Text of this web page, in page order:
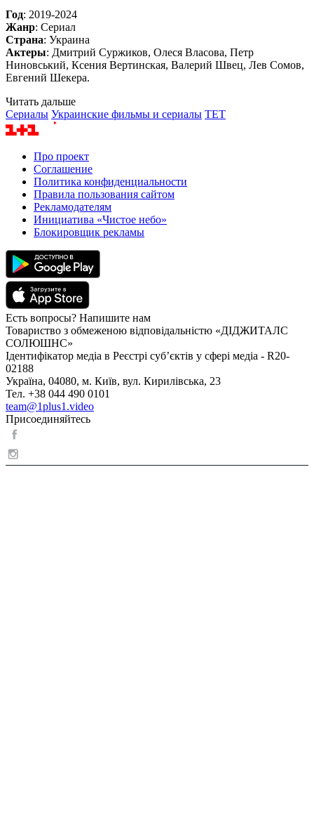
Год: 2019-2024
Жанр: Сериал
Страна: Украина
Актеры: Дмитрий Суржиков, Олеся Власова, Петр
Ниновський, Ксения Вертинская, Валерий Швец, Лев Сомов,
Евгений Шекера.
Читать дальше
Сериалы Украинские фильмы и сериалы TET
Про проект
Соглашение
Политика конфиденциальности
Правила пользования сайтом
Рекламодателям
Инициатива «Чистое небо»
Блокировщик рекламы
Есть вопросы? Напишите нам
Товариство з обмеженою відповідальністю «ДІДЖИТАЛС
СОЛЮШНС»
Ідентифікатор медіа в Реєстрі суб’єктів у сфері медіа - R20-
02188
Україна, 04080, м. Київ, вул. Кирилівська, 23
Тел. +38 044 490 0101
team@1plus1.video
Присоединяйтесь